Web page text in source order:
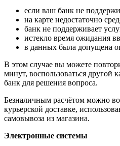
если ваш банк не
на карте недостаточно
банк не поддерживает
истекло время ожидания
в данных была допущена
В этом случае вы можете
минут, воспользоваться другой
банк для решения вопроса.
Безналичным расчётом можно
курьерской доставке,
самовывоза из магазина.
Электронные системы